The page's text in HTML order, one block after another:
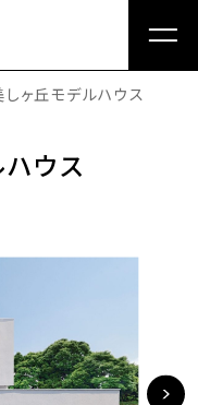
ヶ丘モデルハウス
ウス